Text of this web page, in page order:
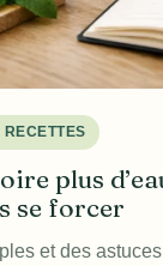
plus
se forcer
et des